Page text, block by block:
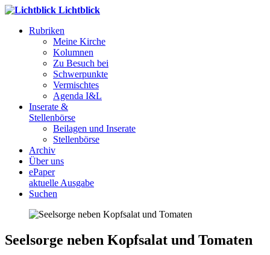
Lichtblick
Rubriken
Meine Kirche
Kolumnen
Zu Besuch bei
Schwerpunkte
Vermischtes
Agenda I&L
Inserate &
Stellenbörse
Beilagen und Inserate
Stellenbörse
Archiv
Über uns
ePaper
aktuelle Ausgabe
Suchen
Seelsorge neben Kopfsalat und Tomaten